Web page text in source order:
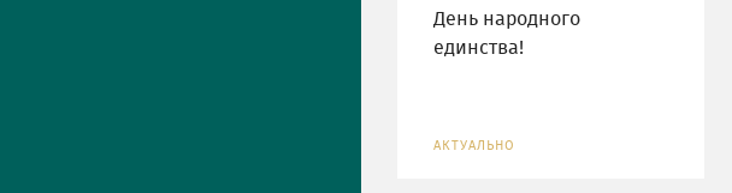
День народного
единства!
АКТУАЛЬНО